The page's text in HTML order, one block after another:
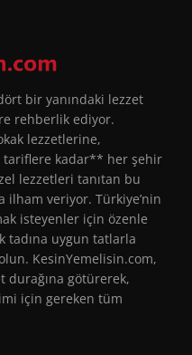
bir yanındaki lezzet
rehberlik ediyor.
lezzetlerine,
tariflere kadar** her şehir
lezzetleri tanıtan bu
veriyor. Türkiye’nin
isteyenler için özenle
tadına uygun tatlarla
KesinYemelisin.com,
durağına götürerek,
için gereken tüm